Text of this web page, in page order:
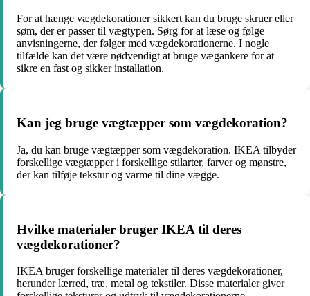
For at hænge vægdekorationer sikkert kan du bruge skruer eller
søm, der er passer til vægtypen. Sørg for at læse og følge
anvisningerne, der følger med vægdekorationerne. I nogle
tilfælde kan det være nødvendigt at bruge vægankere for at
sikre en fast og sikker installation.
Kan jeg bruge vægtæpper som vægdekoration?
Ja, du kan bruge vægtæpper som vægdekoration. IKEA tilbyder
forskellige vægtæpper i forskellige stilarter, farver og mønstre,
der kan tilføje tekstur og varme til dine vægge.
Hvilke materialer bruger IKEA til deres
vægdekorationer?
IKEA bruger forskellige materialer til deres vægdekorationer,
herunder lærred, træ, metal og tekstiler. Disse materialer giver